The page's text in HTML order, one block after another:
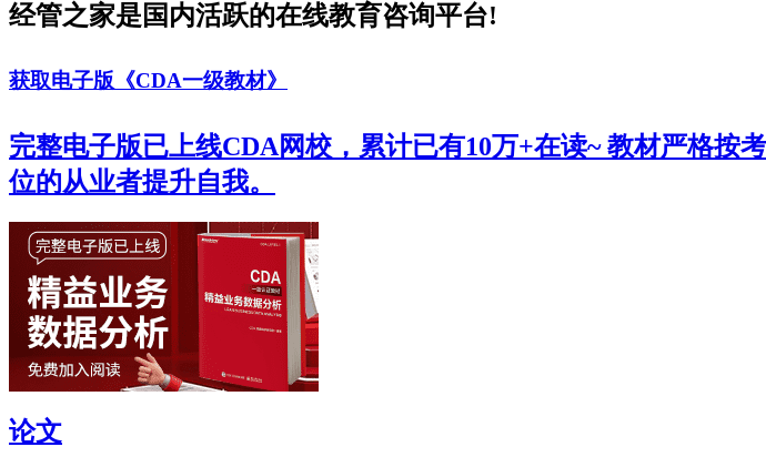
经管之家是国内活跃的在线教育咨询平台!
获取电子版《CDA一级教材》
完整电子版已上线CDA网校，累计已有10万+在读~ 教材严格
位的从业者提升自我。
论文